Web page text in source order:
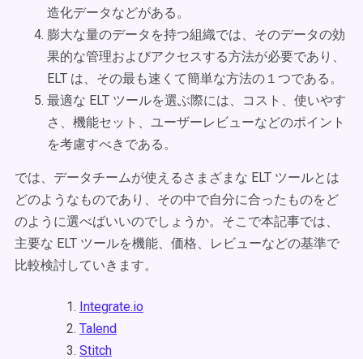
造化データなどがある。
膨大な量のデータを持つ組織では、そのデータの効
果的な管理およびアクセスする方法が必要であり、
ELT は、その最も速くて簡単な方法の１つである。
最適な ELT ツールを選ぶ際には、コスト、使いやす
さ、機能セット、ユーザーレビューなどのポイント
を考慮すべきである。
では、データチームが使えるさまざまな ELT ツールとは
どのようなものであり、その中で自分に合ったものをど
のように選べばいいのでしょうか。そこで本記事では、
主要な ELT ツールを機能、価格、レビューなどの基準で
比較検討していきます。
Integrate.io
Talend
Stitch